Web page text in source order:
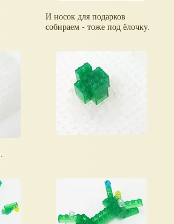
И носок для подарков
собираем - тоже под ёлочку.